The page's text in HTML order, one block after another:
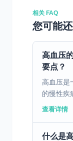
相关 FAQ
您可能
高血压
要点？
高血压是
的慢性疾
危害极大
查看详情
什么是